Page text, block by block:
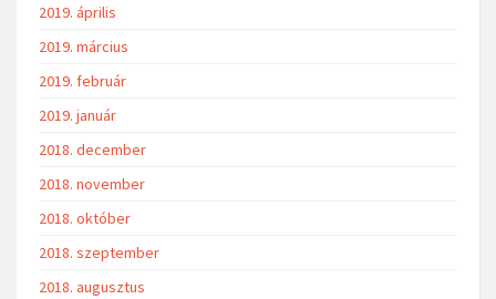
2019. április
2019. március
2019. február
2019. január
2018. december
2018. november
2018. október
2018. szeptember
2018. augusztus